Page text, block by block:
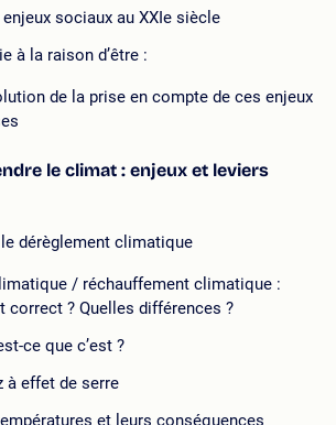
sociaux au XXIe siècle
à la raison d’être :
de la prise en compte de ces enjeux
le climat : enjeux et leviers
dérèglement climatique
/ réchauffement climatique :
correct ? Quelles différences ?
ce que c’est ?
à effet de serre
et leurs conséquences